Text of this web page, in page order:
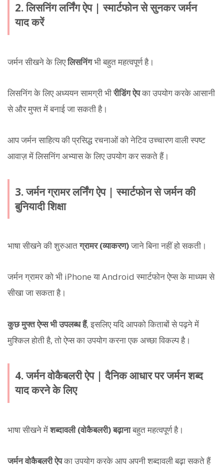
2. लिसनिंग लर्निंग ऐप | स्मार्टफोन से सुनकर जर्मन
याद करें
जर्मन सीखने के लिएलिसनिंगभी बहुत महत्वपूर्ण है।
लिसनिंग के लिए अध्ययन सामग्री भीरीडिंग ऐपका उपयोग करके आसानी
से और मुफ्त में बनाई जा सकती है।
आप जर्मन साहित्य की प्रसिद्ध रचनाओं को नेटिव उच्चारण वाली स्पष्ट
आवाज़ में लिसनिंग अभ्यास के लिए उपयोग कर सकते हैं।
3. जर्मन ग्रामर लर्निंग ऐप | स्मार्टफोन से जर्मन की
बुनियादी शिक्षा
भाषा सीखने की शुरुआतग्रामर (व्याकरण)जाने बिना नहीं हो सकती।
जर्मन ग्रामर को भी iPhone या Android स्मार्टफोन ऐप्स के माध्यम से
सीखा जा सकता है।
कुछ मुफ्त ऐप्स भी उपलब्ध हैं, इसलिए यदि आपको किताबों से पढ़ने में
मुश्किल होती है, तो ऐप्स का उपयोग करना एक अच्छा विकल्प है।
4. जर्मन वोकैबलरी ऐप | दैनिक आधार पर जर्मन शब्द
याद करने के लिए
भाषा सीखने मेंशब्दावली (वोकैबलरी) बढ़ानाबहुत महत्वपूर्ण है।
जर्मन वोकैबलरी ऐपका उपयोग करके आप अपनी शब्दावली बढ़ा सकते हैं